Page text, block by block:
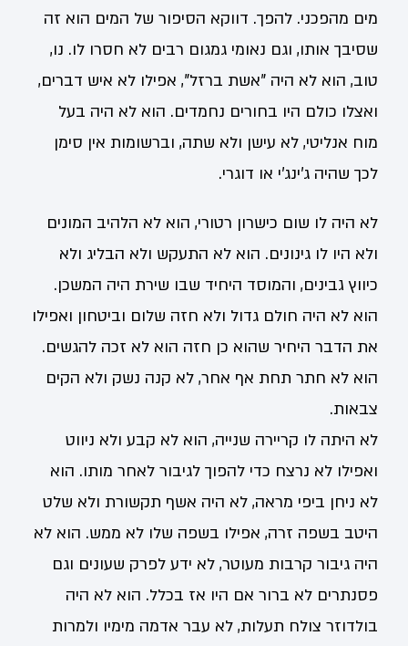
מים מהפכני. להפך. דווקא הסיפור של המים הוא זה
שסיבך אותו, וגם נאומי גמגום רבים לא חסרו לו. נו,
טוב, הוא לא היה "אשת ברזל", אפילו לא איש דברים,
ואצלו כולם היו בחורים נחמדים. הוא לא היה בעל
מוח אנליטי, לא עישן ולא שתה, וברשומות אין סימן
לכך שהיה ג'ינג'י או דוגרי.
לא היה לו שום כישרון רטורי, הוא לא הלהיב המונים
ולא היו לו גינונים. הוא לא התעקש ולא הבליג ולא
כיווץ גבינים, והמוסד היחיד שבו שירת היה המשכן.
הוא לא היה חולם גדול ולא חזה שלום וביטחון ואפילו
את הדבר היחיר שהוא כן חזה הוא לא זכה להגשים.
הוא לא חתר תחת אף אחר, לא קנה נשק ולא הקים
צבאות.
לא היתה לו קריירה שנייה, הוא לא קבע ולא ניווט
ואפילו לא נרצח כדי להפוך לגיבור לאחר מותו. הוא
לא ניחן ביפי מראה, לא היה אשף תקשורת ולא שלט
היטב בשפה זרה, אפילו בשפה שלו לא ממש. הוא לא
היה גיבור קרבות מעוטר, לא ידע לפרק שעונים וגם
פסנתרים לא ברור אם היו אז בכלל. הוא לא היה
בולדוזר צולח תעלות, לא עבר אדמה מימיו ולמרות